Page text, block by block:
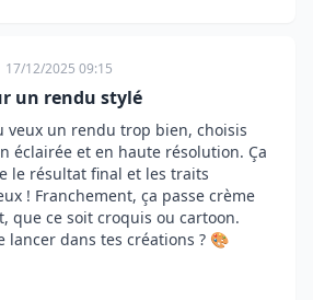
17/12/2025 09:15
un rendu stylé
veux un rendu trop bien, choisis
éclairée et en haute résolution. Ça
le résultat final et les traits
! Franchement, ça passe crème
que ce soit croquis ou cartoon.
lancer dans tes créations ? 🎨